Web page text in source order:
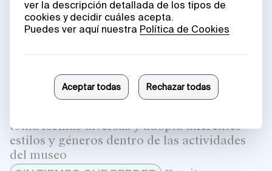
COSECHAR CONOCIMIENTO
que colabora con el museo elige una
EN MATERIA DE PALABRAS
Poético,
teórico, ficcional, analítico, académico,
toma formas diversas y adopta diferentes
estilos y géneros dentro de las actividades
del museo